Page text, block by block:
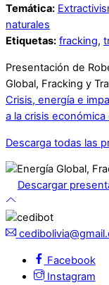
Temática:
naturales
Etiquetas: fracking,
Presentación de
Global, Fracking y
Crisis, energía e
a la crisis económica
Descarga todas las
Descargar
Facebook
Instagram